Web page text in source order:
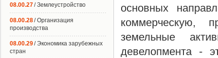
основных
коммерческую,
земельные
девелопмента -
08.00.27/ Землеустройство
08.00.28/ Организация
производства
08.00.29/ Экономика зарубежных
стран